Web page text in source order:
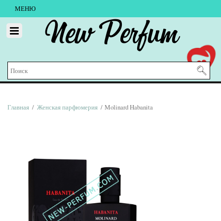
МЕНЮ
New Perfum
Главная / Женская парфюмерия / Molinard Habanita